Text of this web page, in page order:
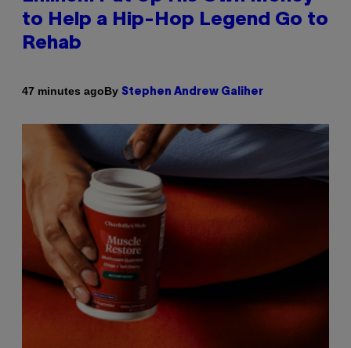
to Help a Hip-Hop Legend Go to
Rehab
47 minutes agoBy Stephen Andrew Galiher